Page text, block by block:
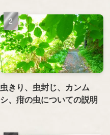
虫きり、虫封じ、カンム
シ、疳の虫についての説明